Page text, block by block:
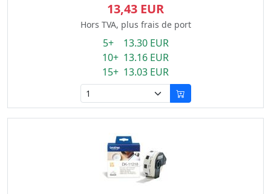
13,43 EUR
Hors TVA, plus frais de port
5+ 13.30 EUR
10+ 13.16 EUR
15+ 13.03 EUR